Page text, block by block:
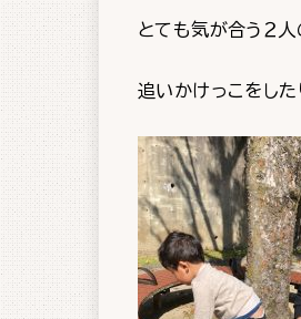
とても気が合う２
追いかけっこをした